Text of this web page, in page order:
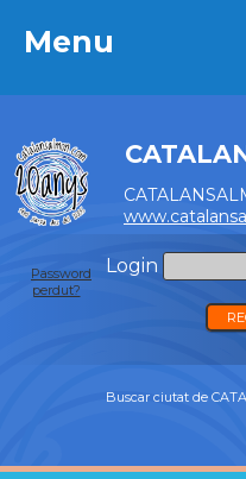
Menu
Login
Password
perdut?
Buscar ciutat de
Menu